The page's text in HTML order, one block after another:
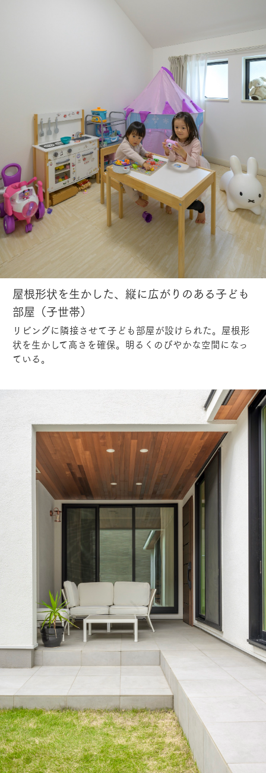
屋根形状を生かした、縦に広がりのある子ども
部屋（子世帯）
リビングに隣接させて子ども部屋が設けられた。屋根形
状を生かして高さを確保。明るくのびやかな空間になっ
ている。